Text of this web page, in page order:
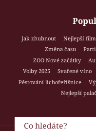
Jak zhubnout Nejlepší
Změna času
ZOO Nové začátky
Volby 2025
Svařené víno
Pěstování lichořeřišnice
Nejlepší